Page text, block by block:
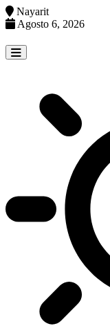
Nayarit
Agosto 6, 2026
to
content